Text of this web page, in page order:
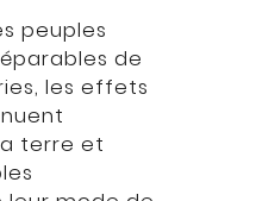
peuples
de
les effets
terre et